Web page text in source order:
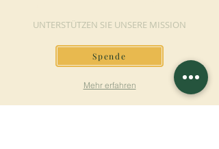
UNTERSTÜTZEN SIE UNSERE MISSION
Spende
Mehr erfahren